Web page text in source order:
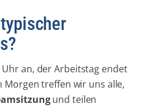
an, der Arbeitstag endet
Morgen treffen wir uns alle,
und teilen